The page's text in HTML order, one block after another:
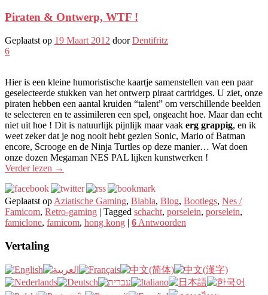
Piraten & Ontwerp, WTF !
Geplaatst op 19 Maart 2012 doorDentifritz
6
Hier is een kleine humoristische kaartje samenstellen van een paar
geselecteerde stukken van het ontwerp piraat cartridges. U ziet, onze
piraten hebben een aantal kruiden “talent” om verschillende beelden
te selecteren en te assimileren een spel, ongeacht hoe. Maar dan echt
niet uit hoe ! Dit is natuurlijk pijnlijk maar vaak erg grappig, en ik
weet zeker dat je nog nooit hebt gezien Sonic, Mario of Batman
encore, Scrooge en de Ninja Turtles op deze manier… Wat doen
onze dozen Megaman NES PAL lijken kunstwerken !
Verder lezen →
Geplaatst op Aziatische Gaming, Blabla, Blog, Bootlegs, Nes /
Famicom, Retro-gaming | Tagged schacht, porselein, porselein,
famiclone, famicom, hong kong | 6 Antwoorden
Vertaling